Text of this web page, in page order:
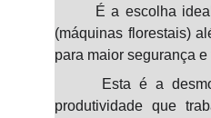
É a escolha ideal
(máquinas florestais)
para maior segurança
Esta é a
produtividade que